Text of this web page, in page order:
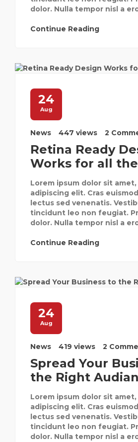
dolor. Nulla tempor nisl a
Continue Reading
24
Aug
News 447 views 2
Retina Ready
Works for all
Lorem ipsum dolor sit
adipiscing elit. Cras
lectus sed venenatis.
tincidunt leo non feugiat.
dolor. Nulla tempor nisl a
Continue Reading
24
Aug
News 419 views 2
Spread Your
the Right
Lorem ipsum dolor sit
adipiscing elit. Cras
lectus sed venenatis.
tincidunt leo non feugiat.
dolor. Nulla tempor nisl a